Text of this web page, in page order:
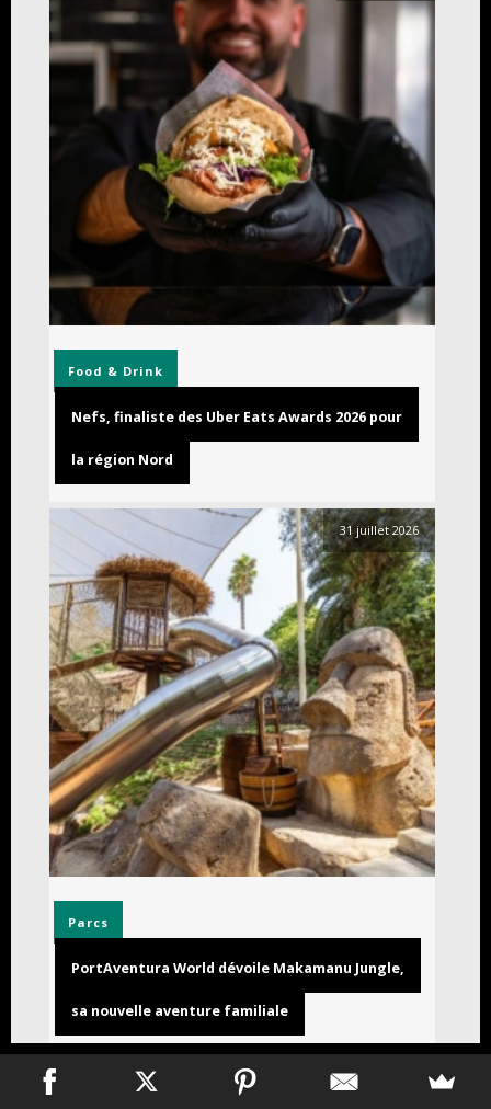
Food & Drink
Nefs, finaliste des Uber Eats Awards 2026 pour
la région Nord
31 juillet 2026
Parcs
PortAventura World dévoile Makamanu Jungle,
sa nouvelle aventure familiale
31 juillet 2026